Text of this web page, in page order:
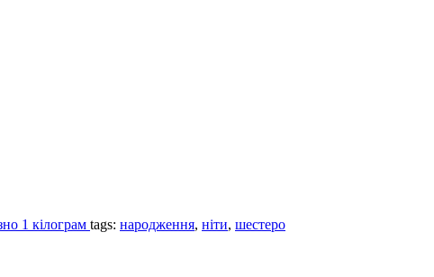
1 кілограм tags: народження, ніти, шестеро